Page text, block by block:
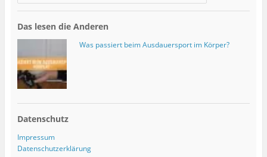
Das lesen die Anderen
Was passiert beim Ausdauersport im Körper?
Datenschutz
Impressum
Datenschutzerklärung